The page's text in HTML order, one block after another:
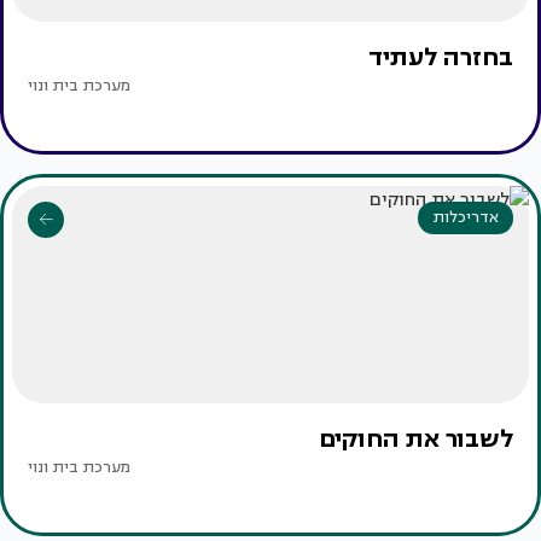
בחזרה לעתיד
מערכת בית ונוי
אדריכלות
לשבור את החוקים
מערכת בית ונוי